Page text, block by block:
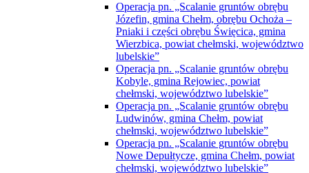
Operacja pn. „Scalanie gruntów obrębu
Józefin, gmina Chełm, obrębu Ochoża –
Pniaki i części obrębu Święcica, gmina
Wierzbica, powiat chełmski, województwo
lubelskie”
Operacja pn. „Scalanie gruntów obrębu
Kobyle, gmina Rejowiec, powiat
chełmski, województwo lubelskie”
Operacja pn. „Scalanie gruntów obrębu
Ludwinów, gmina Chełm, powiat
chełmski, województwo lubelskie”
Operacja pn. „Scalanie gruntów obrębu
Nowe Depułtycze, gmina Chełm, powiat
chełmski, województwo lubelskie”